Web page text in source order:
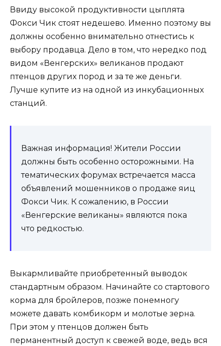
Ввиду высокой продуктивности цыплята
Фокси Чик стоят недешево. Именно поэтому вы
должны особенно внимательно отнестись к
выбору продавца. Дело в том, что нередко под
видом «Венгерских» великанов продают
птенцов других пород и за те же деньги.
Лучше купите из на одной из инкубационных
станций.
Важная информация! Жители России
должны быть особенно осторожными. На
тематических форумах встречается масса
объявлений мошенников о продаже яиц
Фокси Чик. К сожалению, в России
«Венгерские великаны» являются пока
что редкостью.
Выкармливайте приобретенный выводок
стандартным образом. Начинайте со стартового
корма для бройлеров, позже понемногу
можете давать комбикорм и молотые зерна.
При этом у птенцов должен быть
перманентный доступ к свежей воде, ведь вся